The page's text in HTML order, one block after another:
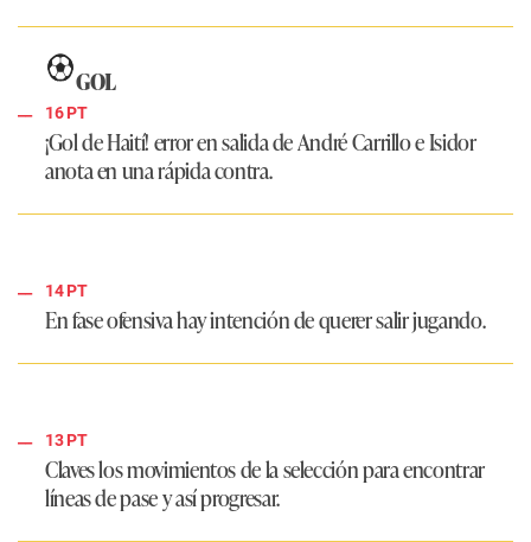
GOL
16 PT
¡Gol de Haití!error en salida de André Carrillo e Isidor
anota en una rápida contra.
14 PT
En fase ofensiva hay intención de querer salir jugando.
13 PT
Claves los movimientos de la selección para encontrar
líneas de pase y así progresar.